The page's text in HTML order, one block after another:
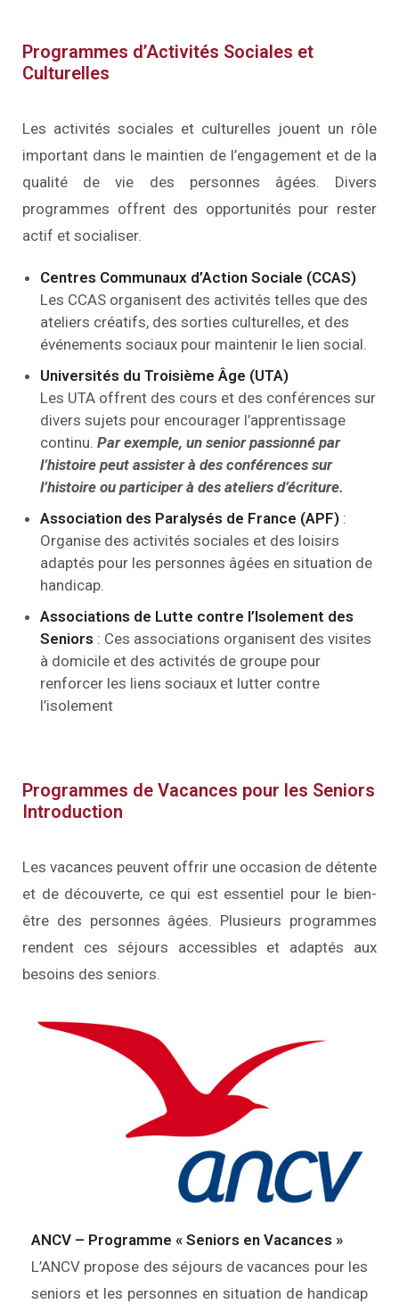
Programmes d’Activités Sociales et
Culturelles
Les activités sociales et culturelles jouent un rôle
important dans le maintien de l’engagement et de la
qualité de vie des personnes âgées. Divers
programmes offrent des opportunités pour rester
actif et socialiser.
Centres Communaux d’Action Sociale (CCAS)
Les CCAS organisent des activités telles que des
ateliers créatifs, des sorties culturelles, et des
événements sociaux pour maintenir le lien social.
Universités du Troisième Âge (UTA)
Les UTA offrent des cours et des conférences sur
divers sujets pour encourager l’apprentissage
continu. Par exemple, un senior passionné par
l’histoire peut assister à des conférences sur
l’histoire ou participer à des ateliers d’écriture.
Association des Paralysés de France (APF) :
Organise des activités sociales et des loisirs
adaptés pour les personnes âgées en situation de
handicap.
Associations de Lutte contre l’Isolement des
Seniors : Ces associations organisent des visites
à domicile et des activités de groupe pour
renforcer les liens sociaux et lutter contre
l’isolement
Programmes de Vacances pour les Seniors
Introduction
Les vacances peuvent offrir une occasion de détente
et de découverte, ce qui est essentiel pour le bien-
être des personnes âgées. Plusieurs programmes
rendent ces séjours accessibles et adaptés aux
besoins des seniors.
ANCV – Programme « Seniors en Vacances »
L’ANCV propose des séjours de vacances pour les
seniors et les personnes en situation de handicap